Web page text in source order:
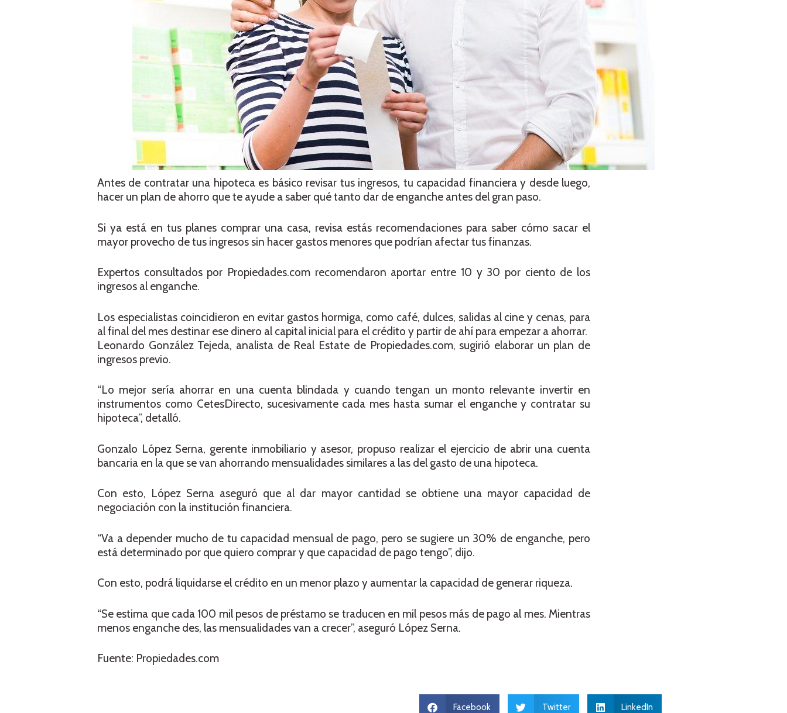
Antes de contratar una hipoteca es básico revisar tus ingresos, tu capacidad financiera y desde luego,
hacer un plan de ahorro que te ayude a saber qué tanto dar de enganche antes del gran paso.
Si ya está en tus planes comprar una casa, revisa estás recomendaciones para saber cómo sacar el
mayor provecho de tus ingresos sin hacer gastos menores que podrían afectar tus finanzas.
Expertos consultados por Propiedades.com recomendaron aportar entre 10 y 30 por ciento de los
ingresos al enganche.
Los especialistas coincidieron en evitar gastos hormiga, como café, dulces, salidas al cine y cenas, para
al final del mes destinar ese dinero al capital inicial para el crédito y partir de ahí para empezar a ahorrar.
Leonardo González Tejeda, analista de Real Estate de Propiedades.com, sugirió elaborar un plan de
ingresos previo.
“Lo mejor sería ahorrar en una cuenta blindada y cuando tengan un monto relevante invertir en
instrumentos como CetesDirecto, sucesivamente cada mes hasta sumar el enganche y contratar su
hipoteca”, detalló.
Gonzalo López Serna, gerente inmobiliario y asesor, propuso realizar el ejercicio de abrir una cuenta
bancaria en la que se van ahorrando mensualidades similares a las del gasto de una hipoteca.
Con esto, López Serna aseguró que al dar mayor cantidad se obtiene una mayor capacidad de
negociación con la institución financiera.
“Va a depender mucho de tu capacidad mensual de pago, pero se sugiere un 30% de enganche, pero
está determinado por que quiero comprar y que capacidad de pago tengo”, dijo.
Con esto, podrá liquidarse el crédito en un menor plazo y aumentar la capacidad de generar riqueza.
“Se estima que cada 100 mil pesos de préstamo se traducen en mil pesos más de pago al mes. Mientras
menos enganche des, las mensualidades van a crecer”, aseguró López Serna.
Fuente: Propiedades.com
Facebook Twitter LinkedIn